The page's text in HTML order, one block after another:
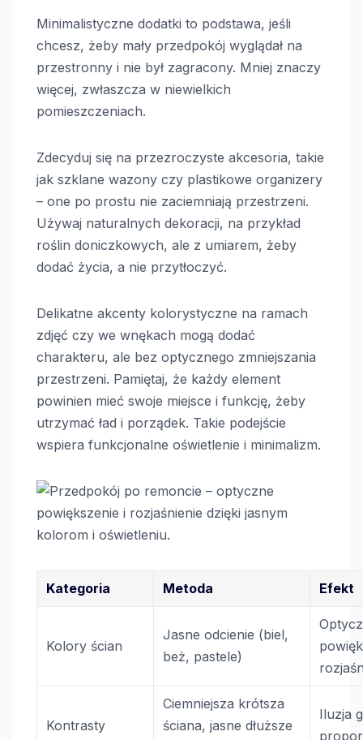
Minimalistyczne dodatki to podstawa, jeśli
chcesz, żeby mały przedpokój wyglądał na
przestronny i nie był zagracony. Mniej znaczy
więcej, zwłaszcza w niewielkich
pomieszczeniach.
Zdecyduj się na przezroczyste akcesoria, takie
jak szklane wazony czy plastikowe organizery
– one po prostu nie zaciemniają przestrzeni.
Używaj naturalnych dekoracji, na przykład
roślin doniczkowych, ale z umiarem, żeby
dodać życia, a nie przytłoczyć.
Delikatne akcenty kolorystyczne na ramach
zdjęć czy we wnękach mogą dodać
charakteru, ale bez optycznego zmniejszania
przestrzeni. Pamiętaj, że każdy element
powinien mieć swoje miejsce i funkcję, żeby
utrzymać ład i porządek. Takie podejście
wspiera funkcjonalne oświetlenie i minimalizm.
Kategoria Metoda Efekt
Kolory ścian
Jasne odcienie (biel,
beż, pastele)
Kontrasty
Ciemniejsza krótsza
ściana, jasne dłuższe
Iluzja